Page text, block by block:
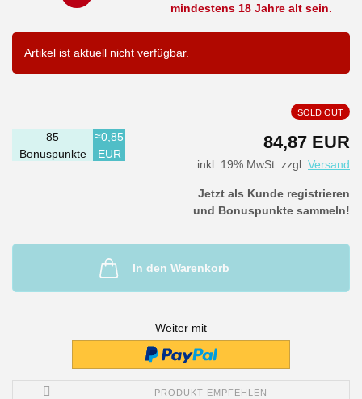
mindestens 18 Jahre alt sein.
Artikel ist aktuell nicht verfügbar.
SOLD OUT
84,87 EUR
inkl. 19% MwSt. zzgl. Versand
85
Bonuspunkte
≈0,85
EUR
Jetzt als Kunde registrieren
und Bonuspunkte sammeln!
In den Warenkorb
Weiter mit
PRODUKT EMPFEHLEN